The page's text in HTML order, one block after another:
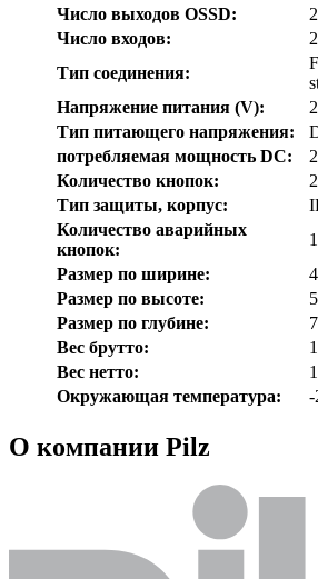
Число выходов OSSD:
2
Число входов:
2
Тип соединения:
Напряжение питания (V):
Тип питающего напряжения:
потребляемая мощность DC:
Количество кнопок:
2
Тип защиты, корпус:
Количество аварийных
кнопок:
1
Размер по ширине:
Размер по высоте:
Размер по глубине:
Вес брутто:
Вес нетто:
Окружающая температура:
-
О компании Pilz